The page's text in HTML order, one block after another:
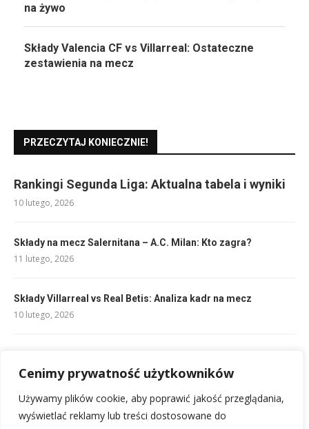
Cenimy prywatność użytkowników
Używamy plików cookie, aby poprawić jakość przeglądania,
wyświetlać reklamy lub treści dostosowane do
na żywo
Składy Valencia CF vs Villarreal: Ostateczne
zestawienia na mecz
PRZECZYTAJ KONIECZNIE!
Rankingi Segunda Liga: Aktualna tabela i wyniki
10 lutego, 2026
Składy na mecz Salernitana – A.C. Milan: Kto zagra?
11 lutego, 2026
Składy Villarreal vs Real Betis: Analiza kadr na mecz
10 lutego, 2026
16 lutego, 2026
Sennik burza: Interpretuj sen o burzy, piorunach i wichurze